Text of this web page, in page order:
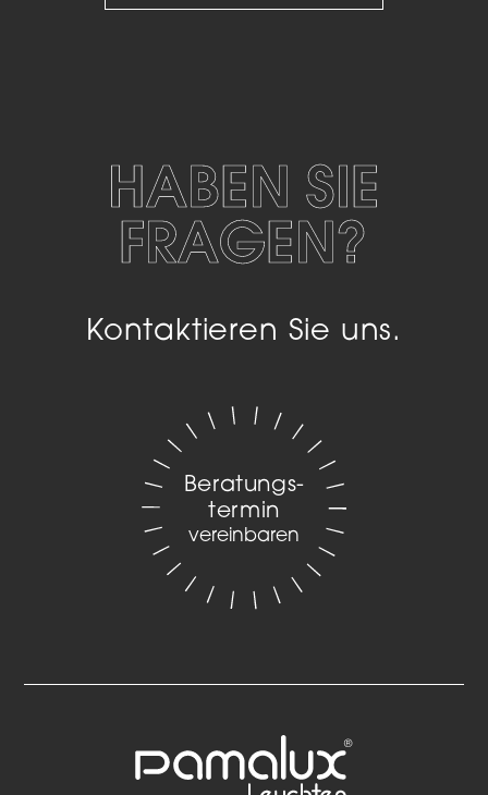
HABEN SIE
FRAGEN?
Kontaktieren Sie uns.
Beratungs­
termin
vereinbaren